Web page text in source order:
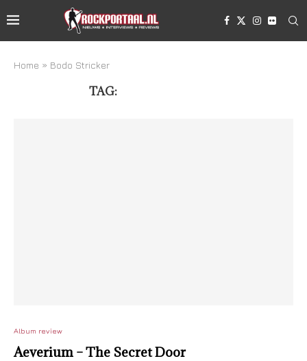
Home » Bodo Stricker
TAG:
Album review
Aeverium – The Secret Door